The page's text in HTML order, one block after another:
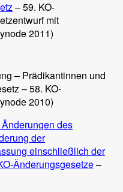
– 59. KO-
mit
2011)
– Prädikantinnen und
– 58. KO-
2010)
des
der
einschließlich der
Änderungsgesetze–